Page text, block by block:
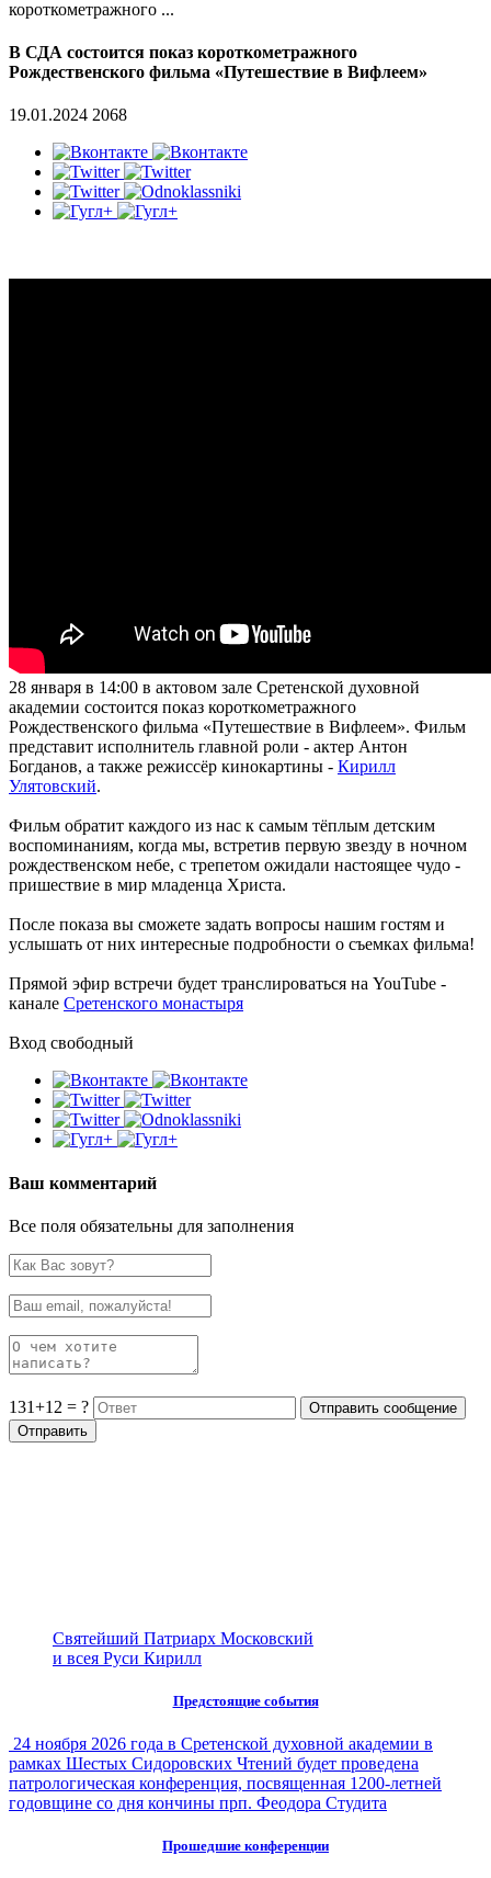
короткометражного ...
В СДА состоится показ короткометражного
Рождественского фильма «Путешествие в Вифлеем»
19.01.2024 2068
28 января в 14:00 в актовом зале Сретенской духовной
академии состоится показ короткометражного
Рождественского фильма «Путешествие в Вифлеем». Фильм
представит исполнитель главной роли - актер Антон
Богданов, а также режиссёр кинокартины - Кирилл
Улятовский.
Фильм обратит каждого из нас к самым тёплым детским
воспоминаниям, когда мы, встретив первую звезду в ночном
рождественском небе, с трепетом ожидали настоящее чудо -
пришествие в мир младенца Христа.
После показа вы сможете задать вопросы нашим гостям и
услышать от них интересные подробности о съемках фильма!
Прямой эфир встречи будет транслироваться на YouTube -
канале Сретенского монастыря
Вход свободный
Ваш комментарий
Все поля обязательны для заполнения
131+12 = ?
Святейший Патриарх Московский
и всея Руси Кирилл
Предстоящие события
24 ноября 2026 года в Сретенской духовной академии в
рамках Шестых Сидоровских Чтений будет проведена
патрологическая конференция, посвященная 1200-летней
годовщине со дня кончины прп. Феодора Студита
Прошедшие конференции